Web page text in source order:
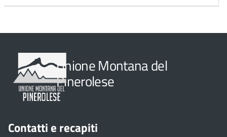
Unione Montana del
Pinerolese
Contatti e recapiti